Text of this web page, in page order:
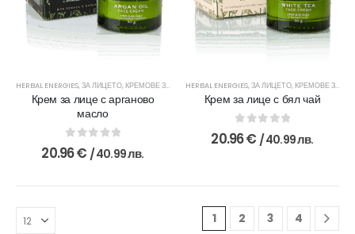
HERBAL ENERGIES,ЗА ЛИЦЕТО,КРЕМОВЕ ЗА ЗРЯЛА КОЖА
Крем за лице с арганово
масло
0out of 5
20.96€ / 40.99 лв.
HERBAL ENERGIES,ЗА ЛИЦЕТО,КРЕМОВЕ ЗА ЗРЯЛА КОЖА
Крем за лице с бял чай
0out of 5
20.96€ / 40.99 лв.
1 2 3 4